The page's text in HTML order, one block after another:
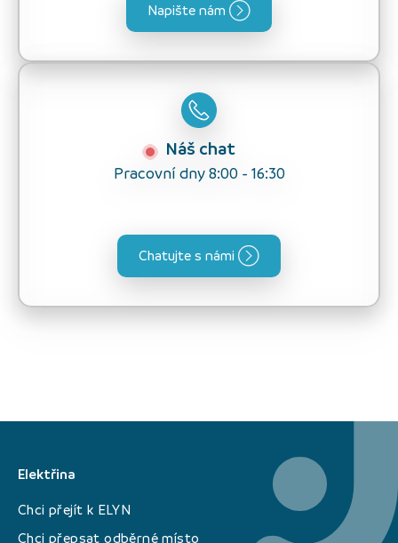
Napište nám
Náš chat
Pracovní dny 8:00 - 16:30
Chatujte s námi
Elektřina
Chci přejít k ELYN
Chci přepsat odběrné místo